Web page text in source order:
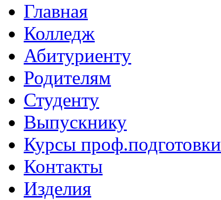
Главная
Колледж
Абитуриенту
Родителям
Студенту
Выпускнику
Курсы проф.подготовки
Контакты
Изделия